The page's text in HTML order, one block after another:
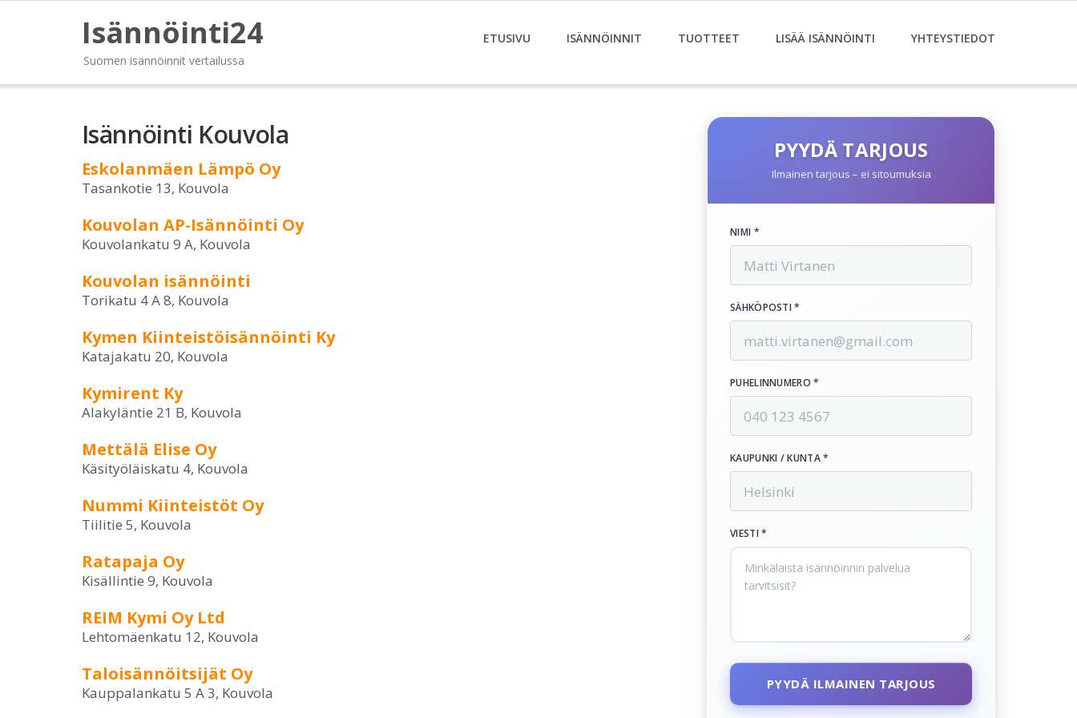
Isännöinti24
Suomen isännöinnit vertailussa
ETUSIVU ISÄNNÖINNIT TUOTTEET LISÄÄ ISÄNNÖINTI YHTEYSTIEDOT
Isännöinti Kouvola
Eskolanmäen Lämpö Oy
Tasankotie 13, Kouvola
Kouvolan AP-Isännöinti Oy
Kouvolankatu 9 A, Kouvola
Kouvolan isännöinti
Torikatu 4 A 8, Kouvola
Kymen Kiinteistöisännöinti Ky
Katajakatu 20, Kouvola
Kymirent Ky
Alakyläntie 21 B, Kouvola
Mettälä Elise Oy
Käsityöläiskatu 4, Kouvola
Nummi Kiinteistöt Oy
Tiilitie 5, Kouvola
Ratapaja Oy
Kisällintie 9, Kouvola
REIM Kymi Oy Ltd
Lehtomäenkatu 12, Kouvola
Taloisännöitsijät Oy
Kauppalankatu 5 A 3, Kouvola
PYYDÄ TARJOUS
Ilmainen tarjous – ei sitoumuksia
NIMI *
SÄHKÖPOSTI *
PUHELINNUMERO *
KAUPUNKI / KUNTA *
VIESTI *
PYYDÄ ILMAINEN TARJOUS